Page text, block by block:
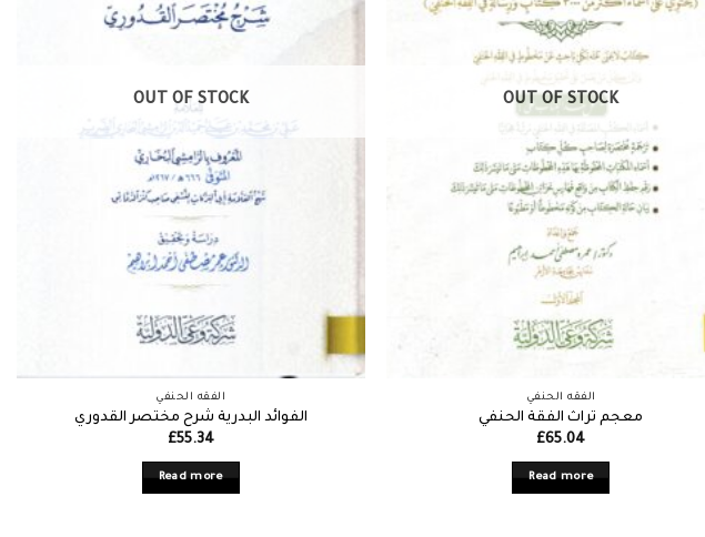
OUT OF STOCK
الفقه الحنفي
الفوائد البدرية شرح مختصر القدوري
£55.34
Read more
OUT OF STOCK
الفقه الحنفي
معجم تراث الفقة الحنفي
£65.04
Read more